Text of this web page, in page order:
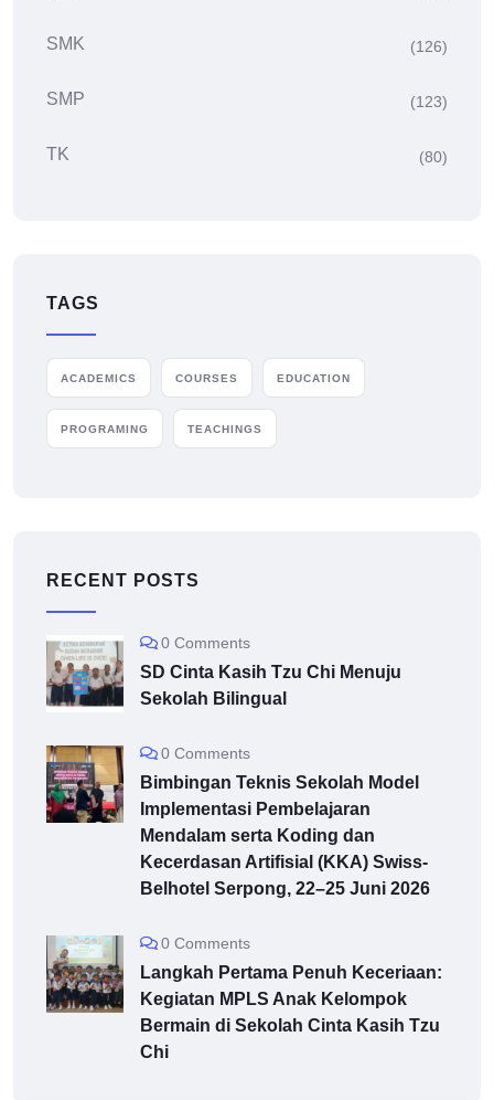
SMK (126)
SMP (123)
TK (80)
TAGS
ACADEMICS COURSES EDUCATION
PROGRAMING TEACHINGS
RECENT POSTS
0 Comments
SD Cinta Kasih Tzu Chi Menuju
Sekolah Bilingual
0 Comments
Bimbingan Teknis Sekolah Model
Implementasi Pembelajaran
Mendalam serta Koding dan
Kecerdasan Artifisial (KKA) Swiss-
Belhotel Serpong, 22–25 Juni 2026
0 Comments
Langkah Pertama Penuh Keceriaan:
Kegiatan MPLS Anak Kelompok
Bermain di Sekolah Cinta Kasih Tzu
Chi